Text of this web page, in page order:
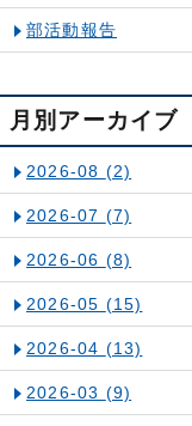
部活動報告
月別アーカイブ
2026-08 (2)
2026-07 (7)
2026-06 (8)
2026-05 (15)
2026-04 (13)
2026-03 (9)